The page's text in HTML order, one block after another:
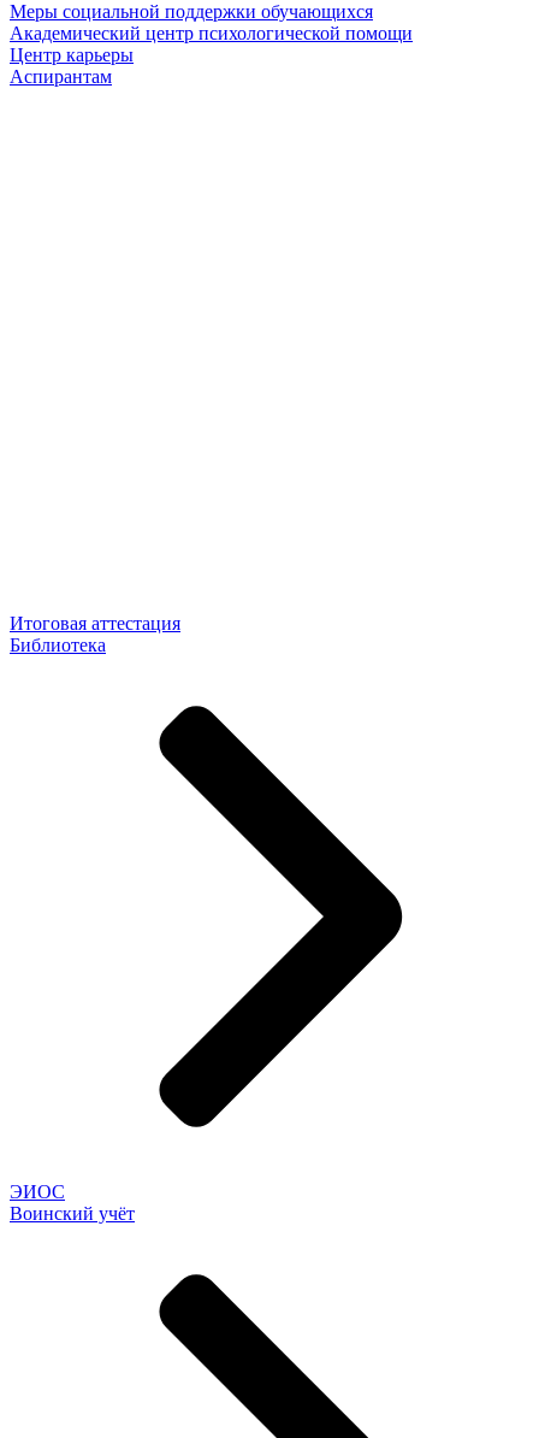
Меры социальной поддержки обучающихся
Академический центр психологической помощи
Центр карьеры
Аспирантам
Итоговая аттестация
Библиотека
ЭИОС
Воинский учёт